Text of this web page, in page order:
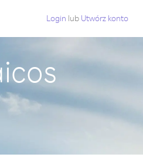
Login lub Utwórz konto